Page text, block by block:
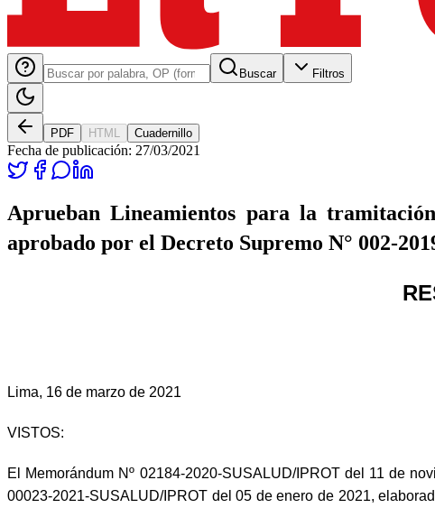
Buscar Filtros
PDF HTML Cuadernillo
Fecha de publicación: 27/03/2021
Aprueban Lineamientos para la
aprobado por el Decreto Supremo N° 002-
Lima, 16 de marzo de 2021
VISTOS:
El Memorándum Nº 02184-2020-SUSALUD/IPROT del 11 de
00023-2021-SUSALUD/IPROT del 05 de enero de 2021,